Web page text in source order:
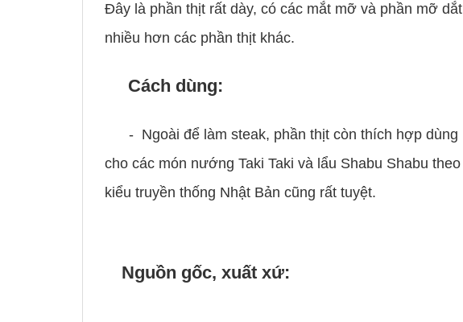
Đây là phần thịt rất dày, có các mắt mỡ và phần mỡ dắt
nhiều hơn các phần thịt khác.
Cách dùng:
- Ngoài để làm steak, phần thịt còn thích hợp dùng
cho các món nướng Taki Taki và lẩu Shabu Shabu theo
kiểu truyền thống Nhật Bản cũng rất tuyệt.
Nguồn gốc, xuất xứ: